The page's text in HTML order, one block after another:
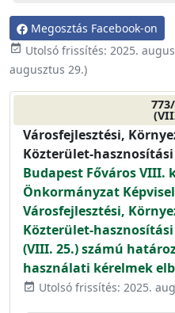
Megosztás Facebook-on
event_available Utolsó frissítés: 2025.
augusztus 29.)
Városfejlesztési,
Közterület-
Budapest Főváros VIII.
Önkormányzat
Városfejlesztési,
Közterület-
(VIII. 25.) számú
használati kérelmek
event_available Utolsó frissítés: 2025.